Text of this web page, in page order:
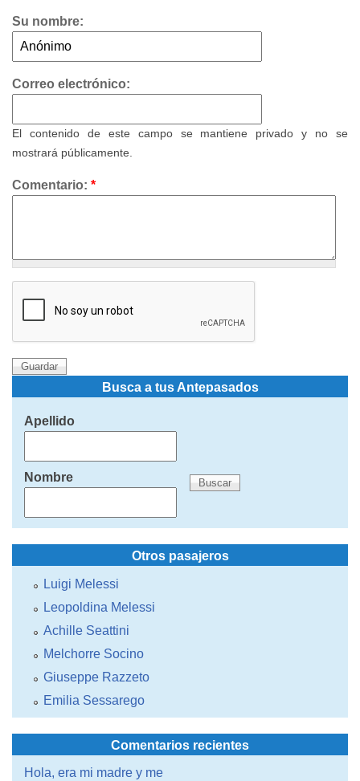
Su nombre:
Correo electrónico:
El contenido de este campo se mantiene privado y no se
mostrará públicamente.
Comentario: *
Busca a tus Antepasados
Apellido
Nombre
Otros pasajeros
Luigi Melessi
Leopoldina Melessi
Achille Seattini
Melchorre Socino
Giuseppe Razzeto
Emilia Sessarego
Comentarios recientes
Hola, era mi madre y me